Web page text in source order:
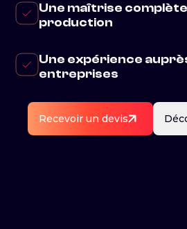
Une maîtrise complète
production
Une expérience
entreprises
Recevoir un devis